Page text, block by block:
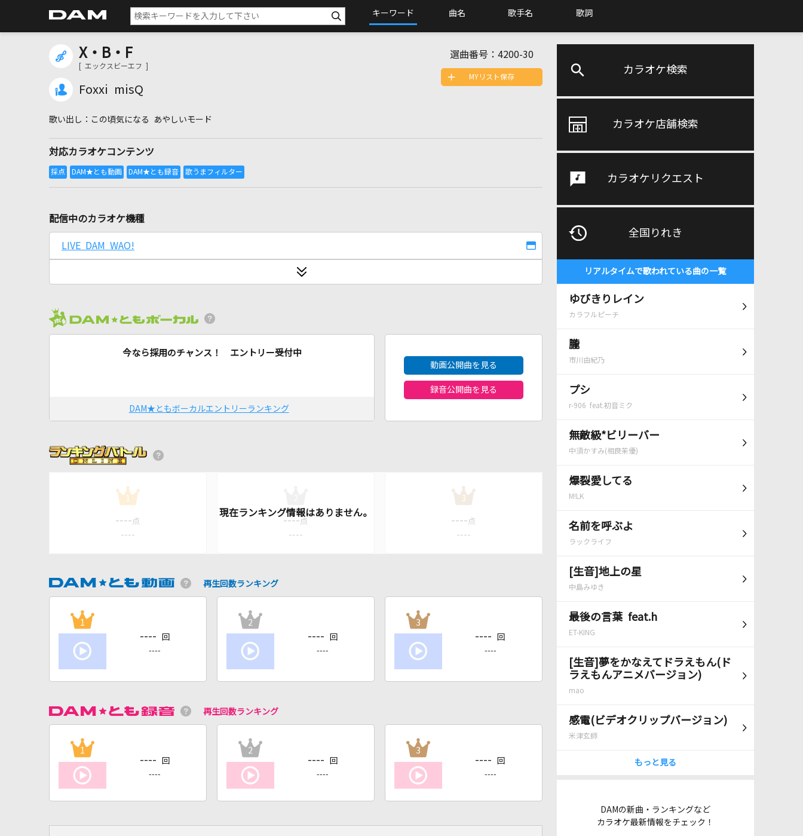
キーワード 曲名 歌手名 歌詞
カラオケ検索
カラオケ店舗検索
カラオケリクエスト
全国りれき
リアルタイムで歌われている曲の一覧
ゆびきりレイン
カラフルピーチ
朧
市川由紀乃
プシ
r-906 feat.初音ミク
無敵級*ビリーバー
中須かすみ(相良茉優)
爆裂愛してる
M!LK
名前を呼ぶよ
ラックライフ
[生音]地上の星
中島みゆき
最後の言葉 feat.h
ET-KING
[生音]夢をかなえてドラえもん(ド
ラえもんアニメバージョン)
mao
感電(ビデオクリップバージョン)
米津玄師
もっと見る
DAMの新曲・ランキングなど
カラオケ最新情報をチェック！
X・B・F
[ エックスビーエフ ]
Foxxi misQ
選曲番号： 4200-30
この頃気になる あやしいモード
対応カラオケコンテンツ
MYリスト保存
配信中のカラオケ機種
LIVE DAM WAO!
今なら採用のチャンス！ エントリー受付中
DAM★ともボーカルエントリーランキング
動画公開曲を見る
録音公開曲を見る
1
---- 点
----
---- 点
----
3
---- 点
----
再生回数ランキング
1
---- 回
----
2
---- 回
----
3
---- 回
----
再生回数ランキング
1
---- 回
----
2
---- 回
----
3
---- 回
----